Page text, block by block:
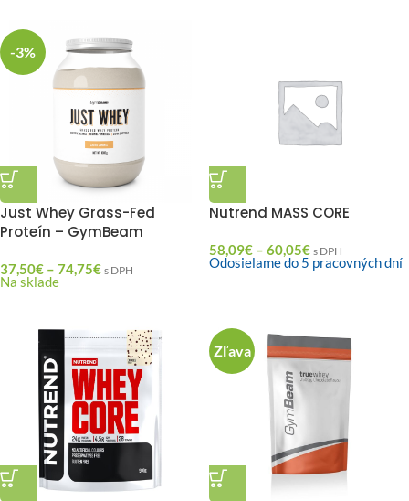
-3%
Just Whey Grass-Fed
Proteín – GymBeam
37,50€ – 74,75€ s DPH
Na sklade
Nutrend MASS CORE
58,09€ – 60,05€ s DPH
Odosielame do 5 pracovných dní
Zľava